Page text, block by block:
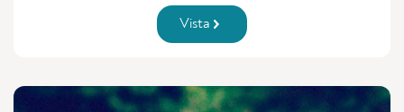
Vista